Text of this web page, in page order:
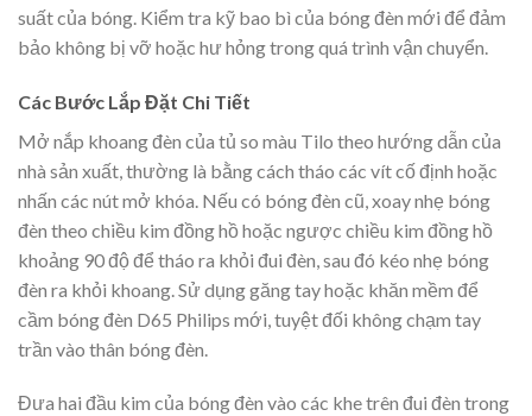
suất của bóng. Kiểm tra kỹ bao bì của bóng đèn mới để đảm
bảo không bị vỡ hoặc hư hỏng trong quá trình vận chuyển.
Các Bước Lắp Đặt Chi Tiết
Mở nắp khoang đèn của tủ so màu Tilo theo hướng dẫn của
nhà sản xuất, thường là bằng cách tháo các vít cố định hoặc
nhấn các nút mở khóa. Nếu có bóng đèn cũ, xoay nhẹ bóng
đèn theo chiều kim đồng hồ hoặc ngược chiều kim đồng hồ
khoảng 90 độ để tháo ra khỏi đui đèn, sau đó kéo nhẹ bóng
đèn ra khỏi khoang. Sử dụng găng tay hoặc khăn mềm để
cầm bóng đèn D65 Philips mới, tuyệt đối không chạm tay
trần vào thân bóng đèn.
Đưa hai đầu kim của bóng đèn vào các khe trên đui đèn trong